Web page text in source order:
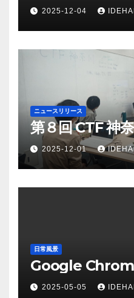
2025-12-04
ニュースリリース
第８回 CTF 神
2025-12-01
日常風景
Google
2025-05-05